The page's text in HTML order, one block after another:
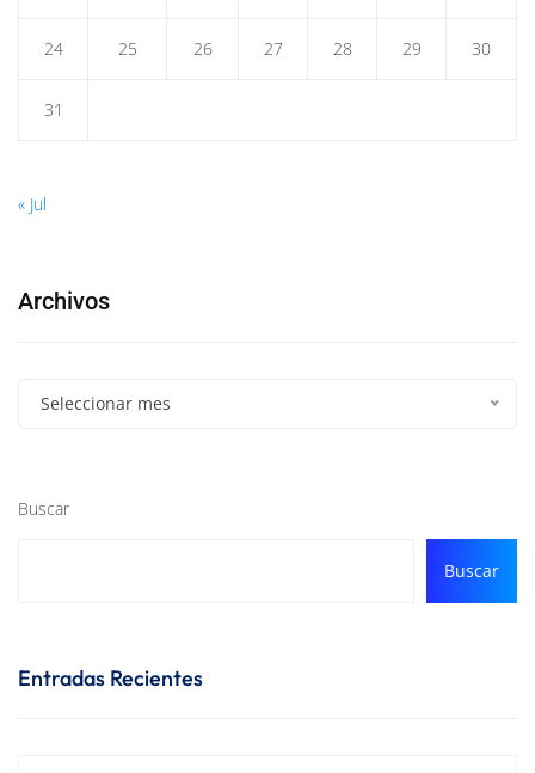
24 25 26 27 28 29 30
31
« Jul
Archivos
Seleccionar mes
Buscar
Buscar
Entradas Recientes